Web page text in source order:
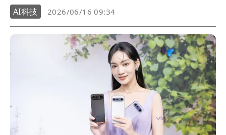
AI科技
2026/06/16 09:34